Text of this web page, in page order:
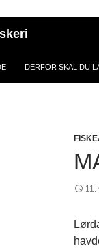
DERFOR SKAL DU
11.